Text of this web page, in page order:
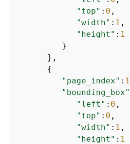
"top" : 0 ,
"width" : 1 ,
"height" : 1
         }
      },
{
"page_index" : 1
"bounding_box"
"left" : 0 ,
"top" : 0 ,
"width" : 1 ,
"height" : 1